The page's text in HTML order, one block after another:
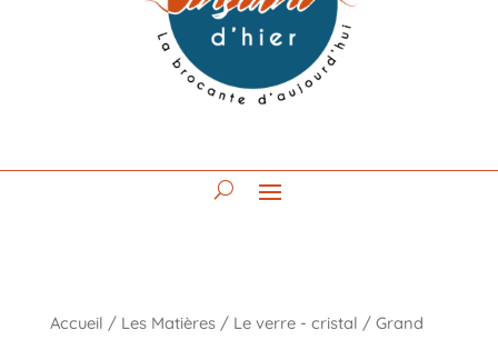
Accueil / Les Matières/ Le verre - cristal / Grand